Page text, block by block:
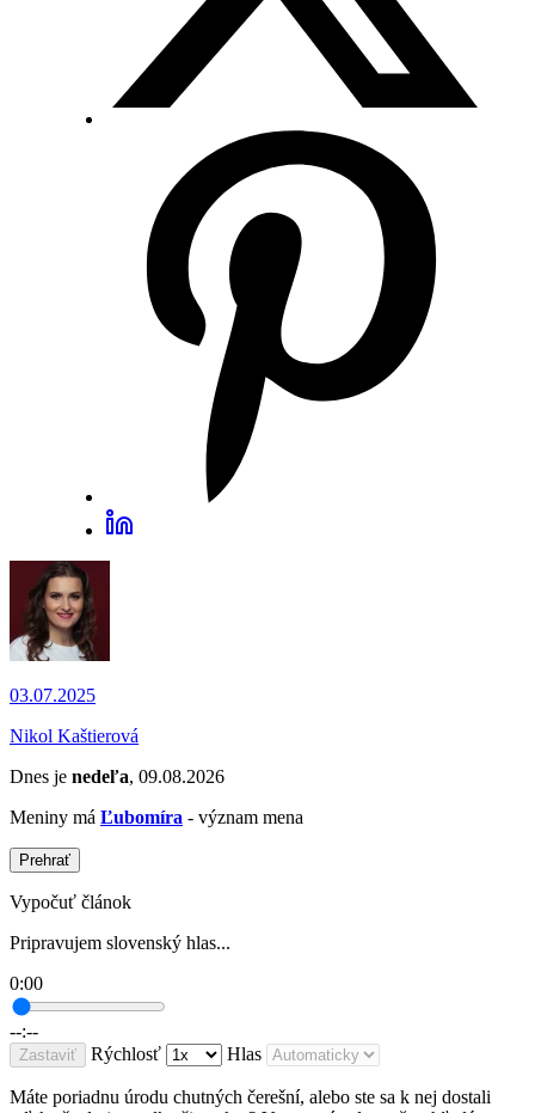
03.07.2025
Nikol Kaštierová
Dnes je nedeľa, 09.08.2026
Meniny má Ľubomíra - význam mena
Prehrať
Vypočuť článok
Pripravujem slovenský hlas...
0:00
--:--
Zastaviť Rýchlosť Hlas
Máte poriadnu úrodu chutných čerešní, alebo ste sa k nej dostali